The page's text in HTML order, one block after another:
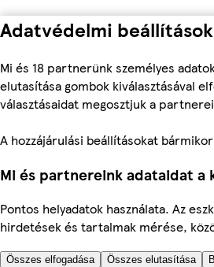
Adatvédelmi beállítások
Mi és 18 partnerünk személyes
elutasítása gombok kiválasztásával
választásaidat megosztjuk a
A hozzájárulási beállításokat
Mi és partnereink adataidat a
Pontos helyadatok használata. Az
hirdetések és tartalmak mérése,
Összes elfogadása Összes elutasítása